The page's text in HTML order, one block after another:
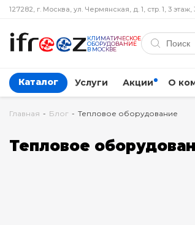
127282, г. Москва, ул. Чермянская, д. 1, стр. 1, 3
КЛИМАТИЧЕСКОЕ
ОБОРУДОВАНИЕ
В МОСКВЕ
Каталог Услуги Акции О
Главная - Блог - Тепловое оборудование
Тепловое